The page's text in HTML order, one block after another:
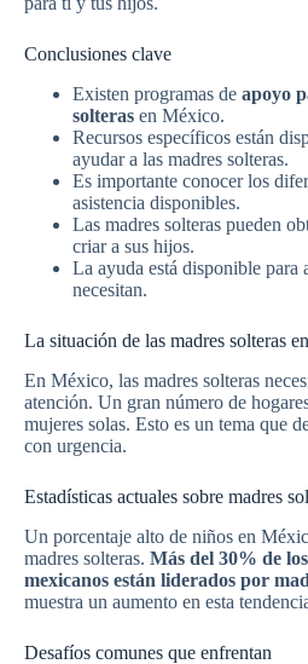
Conclusiones clave
Existen programas de apoyo
solteras en México.
Recursos específicos están
ayudar a las madres solteras.
Es importante conocer los
asistencia disponibles.
Las madres solteras pueden
criar a sus hijos.
La ayuda está disponible para
necesitan.
La situación de las madres solteras
En México, las madres solteras
atención. Un gran número de
mujeres solas. Esto es un tema que
con urgencia.
Estadísticas actuales sobre madres
Un porcentaje alto de niños en
madres solteras. Más del 30% de
mexicanos están liderados por
muestra un aumento en esta
Desafíos comunes que enfrentan